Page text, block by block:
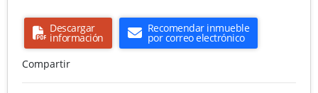
Descargar
información
Recomendar inmueble
por correo electrónico
Compartir